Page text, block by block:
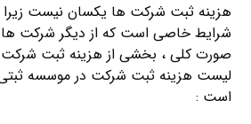
هزینه ثبت شرکت ها یکسان نیست
شرایط خاصی است که از دیگر شرکت ها
صورت کلی ، بخشی از هزینه ثبت
لیست هزینه ثبت شرکت در موسسه
است :